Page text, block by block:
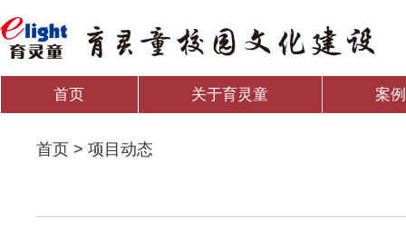
首页 关于育灵童 案
首页 > 项目动态